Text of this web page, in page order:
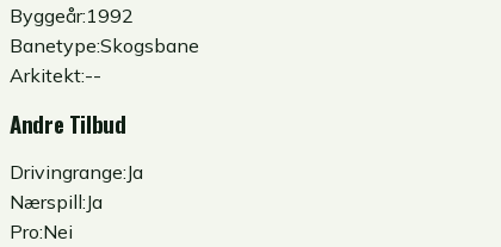
Byggeår:1992
Banetype:Skogsbane
Arkitekt:--
Andre Tilbud
Drivingrange:Ja
Nærspill:Ja
Pro:Nei